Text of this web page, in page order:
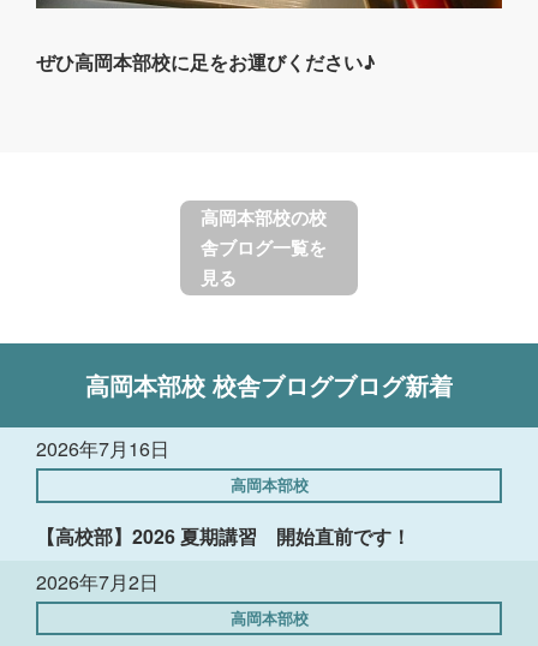
ぜひ高岡本部校に足をお運びください♪
高岡本部校の校
舎ブログ一覧を
見る
高岡本部校 校舎ブログブログ新着
2026年7月16日
高岡本部校
【高校部】2026 夏期講習 開始直前です！
2026年7月2日
高岡本部校